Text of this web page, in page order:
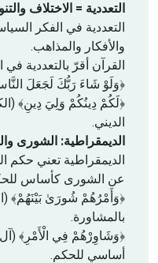
التعددية = الاختلاف
التعددية في الفكر
والأفكار والمذاهب.
القرآن أقرّ بالتعددية في
﴿وَلَوْ شَاءَ رَبُّكَ لَجَعَلَ النَّاسَ
الديني.
الديمقراطية: الشورى
الديمقراطية تعني حكم
عن الشورى كأساس
بالمشاورة.
أساسي للحكم.